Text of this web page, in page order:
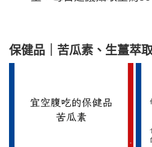
保健品｜苦瓜素、生薑萃